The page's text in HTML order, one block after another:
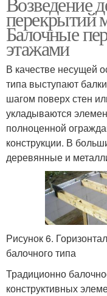
перекрытий
Балочные
этажами
В качестве несущей
типа выступают
шагом поверх стен
укладываются
полноценной
конструкции. В
деревянные и
Рисунок 6.
балочного типа
Традиционно
конструктивных